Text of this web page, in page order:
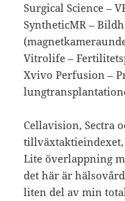
Surgical Science –
SyntheticMR –
Vitrolife –
Xvivo Perfusion –
Cellavision, Sectra
tillväxtaktieindexet,
Lite överlappning
det här är
liten del av min